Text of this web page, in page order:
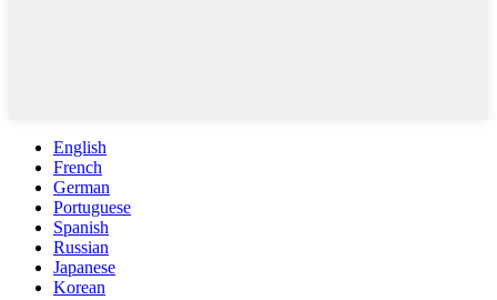
English
French
German
Portuguese
Spanish
Russian
Japanese
Korean